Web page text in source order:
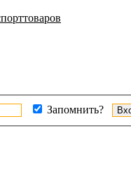
Запомнить?